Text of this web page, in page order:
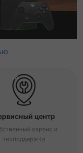
центр
сервис и
техподдержка